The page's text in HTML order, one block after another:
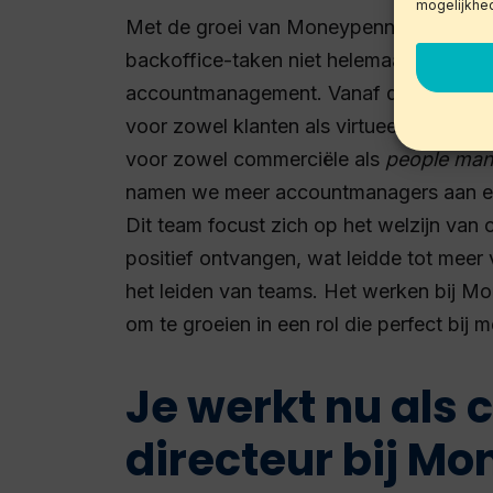
Met de groei van Moneypenny
backoffice-taken niet helemaal bij mij
accountmanagement. Vanaf dat
voor zowel klanten als virtueel
voor zowel commerciële als people
namen we meer accountmanagers aan
Dit team focust zich op het welzijn van
positief ontvangen, wat leidde tot meer
het leiden van teams. Het werken bij
om te groeien in een rol die perfect bij
Je werkt nu als
directeur bij